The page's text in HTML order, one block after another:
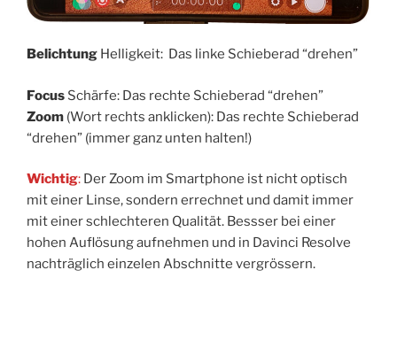
Belichtung Helligkeit: Das linke Schieberad “drehen”
Focus Schärfe: Das rechte Schieberad “drehen”
Zoom (Wort rechts anklicken): Das rechte Schieberad
“drehen” (immer ganz unten halten!)
Wichtig: Der Zoom im Smartphone ist nicht optisch
mit einer Linse, sondern errechnet und damit immer
mit einer schlechteren Qualität. Bessser bei einer
hohen Auflösung aufnehmen und in Davinci Resolve
nachträglich einzelen Abschnitte vergrössern.